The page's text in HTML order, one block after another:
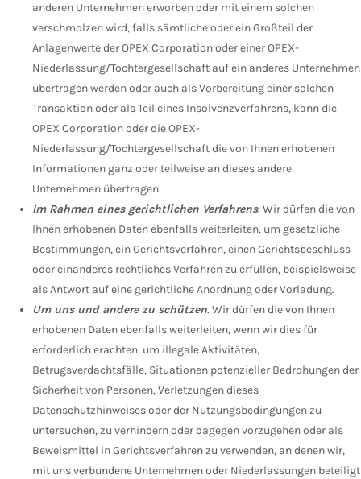
anderen Unternehmen erworben oder mit einem solchen
verschmolzen wird, falls sämtliche oder ein Großteil der
Anlagenwerte der OPEX Corporation oder einer OPEX-
Niederlassung/Tochtergesellschaft auf ein anderes Unternehmen
übertragen werden oder auch als Vorbereitung einer solchen
Transaktion oder als Teil eines Insolvenzverfahrens, kann die
OPEX Corporation oder die OPEX-
Niederlassung/Tochtergesellschaft die von Ihnen erhobenen
Informationen ganz oder teilweise an dieses andere
Unternehmen übertragen.
Im Rahmen eines gerichtlichen Verfahrens. Wir dürfen die von
Ihnen erhobenen Daten ebenfalls weiterleiten, um gesetzliche
Bestimmungen, ein Gerichtsverfahren, einen Gerichtsbeschluss
oder einanderes rechtliches Verfahren zu erfüllen, beispielsweise
als Antwort auf eine gerichtliche Anordnung oder Vorladung.
Um uns und andere zu schützen. Wir dürfen die von Ihnen
erhobenen Daten ebenfalls weiterleiten, wenn wir dies für
erforderlich erachten, um illegale Aktivitäten,
Betrugsverdachtsfälle, Situationen potenzieller Bedrohungen der
Sicherheit von Personen, Verletzungen dieses
Datenschutzhinweises oder der Nutzungsbedingungen zu
untersuchen, zu verhindern oder dagegen vorzugehen oder als
Beweismittel in Gerichtsverfahren zu verwenden, an denen wir,
mit uns verbundene Unternehmen oder Niederlassungen beteiligt